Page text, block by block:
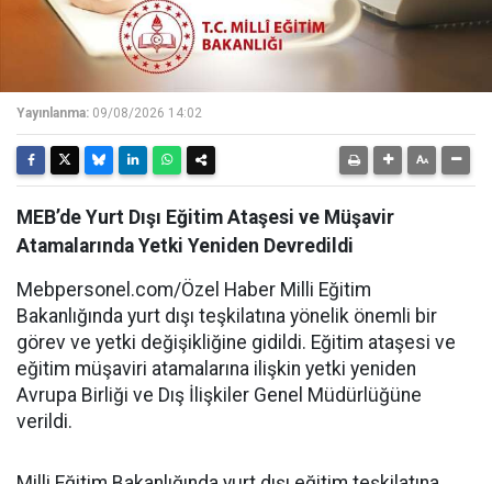
Yayınlanma: 09/08/2026 14:02
MEB’de Yurt Dışı Eğitim Ataşesi ve Müşavir
Atamalarında Yetki Yeniden Devredildi
Mebpersonel.com/Özel Haber Milli Eğitim
Bakanlığında yurt dışı teşkilatına yönelik önemli bir
görev ve yetki değişikliğine gidildi. Eğitim ataşesi ve
eğitim müşaviri atamalarına ilişkin yetki yeniden
Avrupa Birliği ve Dış İlişkiler Genel Müdürlüğüne
verildi.